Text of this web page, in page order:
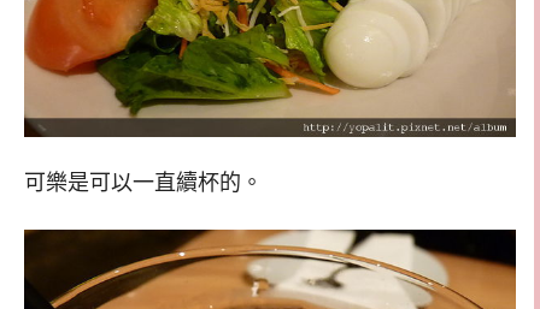
可樂是可以一直續杯的。